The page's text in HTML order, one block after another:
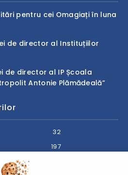
pentru cei Omagiați în luna
de director al Instituțiilor
de director al IP Școala
Antonie Plămădeală”
32
197